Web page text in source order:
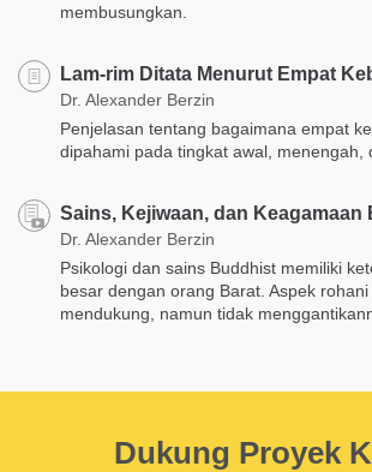
membusungkan.
Lam-rim Ditata Menurut Empat
Dr. Alexander Berzin
Penjelasan tentang bagaimana empat
dipahami pada tingkat awal, menengah,
Sains, Kejiwaan, dan Keagamaan
Dr. Alexander Berzin
Psikologi dan sains Buddhist memiliki
besar dengan orang Barat. Aspek
mendukung, namun tidak
Dukung Proyek